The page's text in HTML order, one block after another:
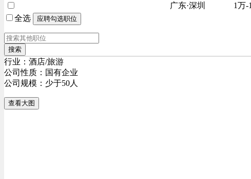
广东·深圳
1万-
全选
搜索
行业：酒店/旅游
公司性质：国有企业
公司规模：少于50人
查看大图